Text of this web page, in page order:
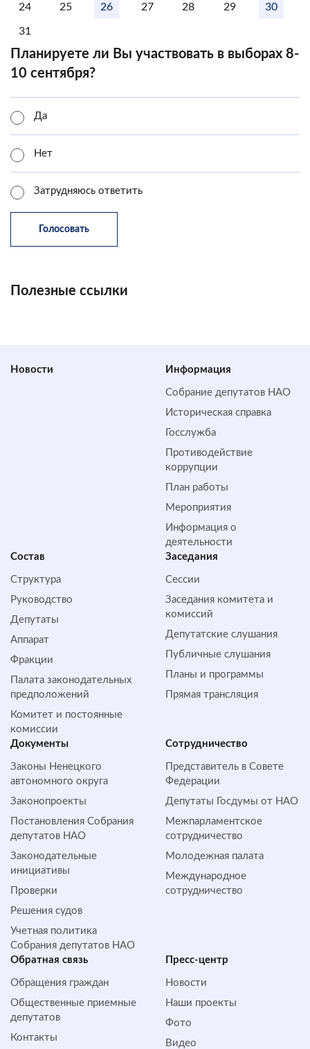
24 25 26 27 28 29 30
31
Планируете ли Вы участвовать в выборах 8-
10 сентября?
Да
Нет
Затрудняюсь ответить
Полезные ссылки
Новости Информация
Собрание депутатов НАО
Историческая справка
Госслужба
Противодействие
коррупции
План работы
Мероприятия
Информация о
деятельности
Состав
Структура
Руководство
Депутаты
Аппарат
Фракции
Палата законодательных
предположений
Комитет и постоянные
комиссии
Заседания
Сессии
Заседания комитета и
комиссий
Депутатские слушания
Публичные слушания
Планы и программы
Прямая трансляция
Документы
Законы Ненецкого
автономного округа
Законопроекты
Постановления Собрания
депутатов НАО
Законодательные
инициативы
Проверки
Решения судов
Учетная политика
Собрания депутатов НАО
Сотрудничество
Представитель в Совете
Федерации
Депутаты Госдумы от НАО
Межпарламентское
сотрудничество
Молодежная палата
Международное
сотрудничество
Обратная cвязь
Обращения граждан
Общественные приемные
депутатов
Контакты
Пресс-центр
Новости
Наши проекты
Фото
Видео